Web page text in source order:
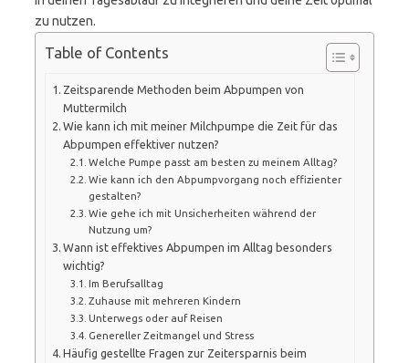
zu nutzen.
Table of Contents
Zeitsparende Methoden beim Abpumpen von
Muttermilch
Wie kann ich mit meiner Milchpumpe die Zeit für das
Abpumpen effektiver nutzen?
Welche Pumpe passt am besten zu meinem Alltag?
Wie kann ich den Abpumpvorgang noch effizienter
gestalten?
Wie gehe ich mit Unsicherheiten während der
Nutzung um?
Wann ist effektives Abpumpen im Alltag besonders
wichtig?
Im Berufsalltag
Zuhause mit mehreren Kindern
Unterwegs oder auf Reisen
Genereller Zeitmangel und Stress
Häufig gestellte Fragen zur Zeitersparnis beim